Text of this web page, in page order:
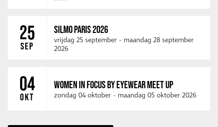
25
SEP
SILMO PARIS 2026
vrijdag 25 september - maandag 28 september
2026
04
OKT
WOMEN IN FOCUS BY EYEWEAR MEET UP
zondag 04 oktober - maandag 05 oktober 2026